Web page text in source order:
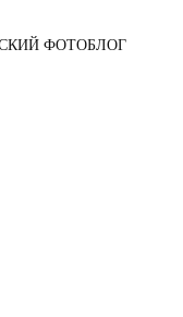
ФОТОБЛОГ